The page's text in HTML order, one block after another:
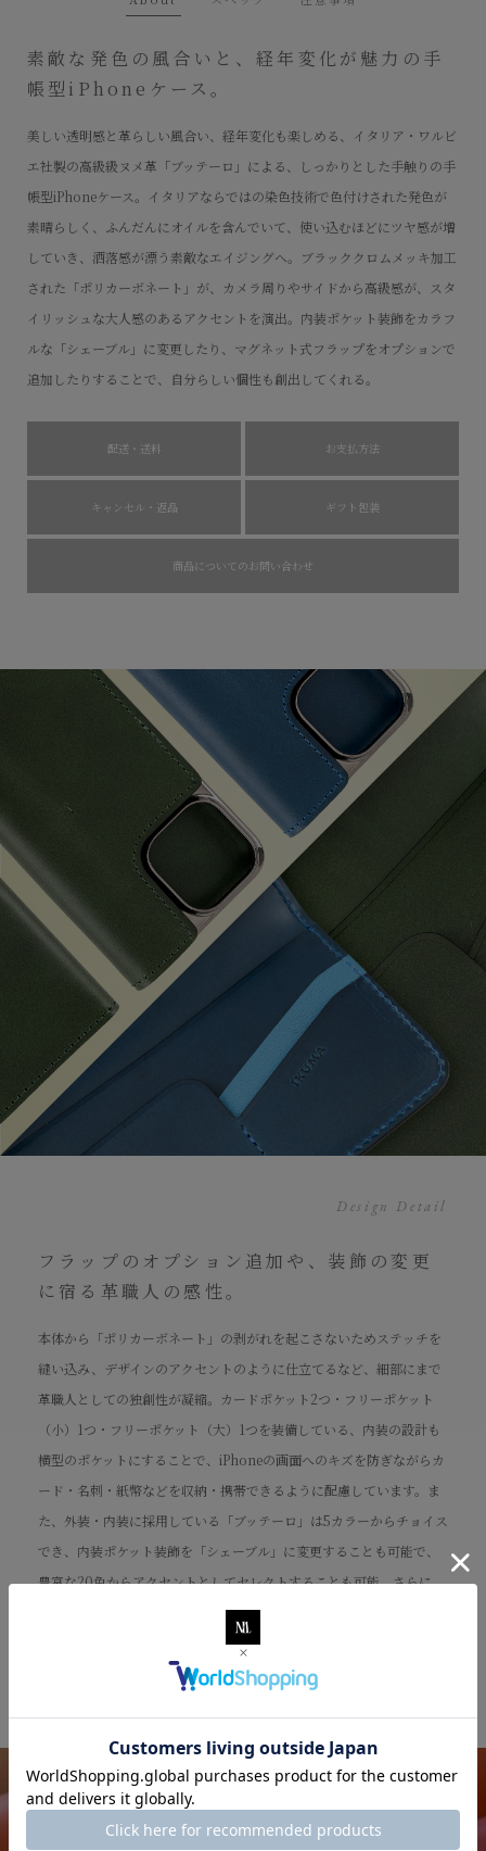
素敵な発色の風合いと、経年変化が魅力の手
帳型iPhoneケース。
美しい透明感と革らしい風合い、経年変化も楽しめる、イタリア・ワルビ
エ社製の高級級ヌメ革「ブッテーロ」による、しっかりとした手触りの手
帳型iPhoneケース。イタリアならではの染色技術で色付けされた発色が
素晴らしく、ふんだんにオイルを含んでいて、使い込むほどにツヤ感が増
していき、洒落感が漂う素敵なエイジングへ。ブラッククロムメッキ加工
された「ポリカーボネート」が、カメラ周りやサイドから高級感が、スタ
イリッシュな大人感のあるアクセントを演出。内装ポケット装飾をカラフ
ルな「シェーブル」に変更したり、マグネット式フラップをオプションで
追加したりすることで、自分らしい個性も創出してくれる。
配送・送料 お支払方法
キャンセル・返品 ギフト包装
商品についてのお問い合わせ
Design Detail
フラップのオプション追加や、装飾の変更
に宿る革職人の感性。
本体から「ポリカーボネート」の剥がれを起こさないためステッチを
縫い込み、デザインのアクセントのように仕立てるなど、細部にまで
革職人としての独創性が凝縮。カードポケット2つ・フリーポケット
（小）1つ・フリーポケット（大）1つを装備している、内装の設計も
横型のポケットにすることで、iPhoneの画面へのキズを防ぎながらカ
ード・名刺・紙幣などを収納・携帯できるように配慮しています。ま
た、外装・内装に採用している「ブッテーロ」は5カラーからチョイス
でき、内装ポケット装飾を「シェーブル」に変更することも可能で、
豊富な20色からアクセントとしてセレクトすることも可能。さらに、
オプションでフラップ（マグネット式）を追加することもでき、裏返
して留めてスタンドにしたり、話中に邪魔にならないように背面側に
貼り付けられたり、職人の感性と技術も感じられます。